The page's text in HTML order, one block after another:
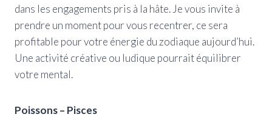
dans les engagements pris à la hâte. Je vous invite à
prendre un moment pour vous recentrer, ce sera
profitable pour votre énergie du zodiaque aujourd’hui.
Une activité créative ou ludique pourrait équilibrer
votre mental.
Poissons – Pisces